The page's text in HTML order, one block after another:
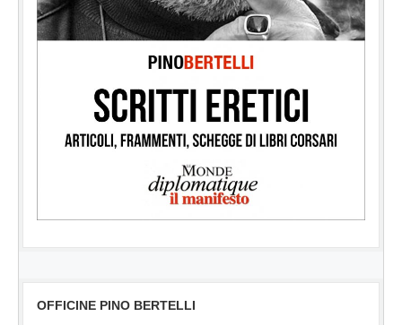
OFFICINE PINO BERTELLI